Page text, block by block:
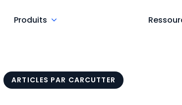
Produits
ARTICLES PAR CARCUTTER